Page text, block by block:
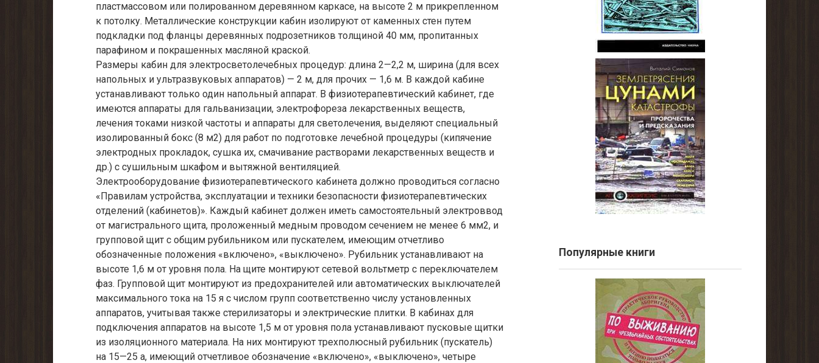
пластмассовом или полированном деревянном каркасе, на высоте 2 м прикрепленном
к потолку. Металлические конструкции кабин изолируют от каменных стен путем
подкладки под фланцы деревянных подрозетников толщиной 40 мм, пропитанных
парафином и покрашенных масляной краской.
Размеры кабин для электросветолечебных процедур: длина 2—2,2 м, ширина (для всех
напольных и ультразвуковых аппаратов) — 2 м, для прочих — 1,6 м. В каждой кабине
устанавливают только один напольный аппарат. В физиотерапевтический кабинет, где
имеются аппараты для гальванизации, электрофореза лекарственных веществ,
лечения токами низкой частоты и аппараты для светолечения, выделяют специальный
изолированный бокс (8 м2) для работ по подготовке лечебной процедуры (кипячение
электродных прокладок, сушка их, смачивание растворами лекарственных веществ и
др.) с сушильным шкафом и вытяжной вентиляцией.
Электрооборудование физиотерапевтического кабинета должно проводиться согласно
«Правилам устройства, эксплуатации и техники безопасности физиотерапевтических
отделений (кабинетов)». Каждый кабинет должен иметь самостоятельный электроввод
от магистрального щита, проложенный медным проводом сечением не менее 6 мм2, и
групповой щит с общим рубильником или пускателем, имеющим отчетливо
обозначенные положения «включено», «выключено». Рубильник устанавливают на
высоте 1,6 м от уровня пола. На щите монтируют сетевой вольтметр с переключателем
фаз. Групповой щит монтируют из предохранителей или автоматических выключателей
максимального тока на 15 я с числом групп соответственно числу установленных
аппаратов, учитывая также стерилизаторы и электрические плитки. В кабинах для
подключения аппаратов на высоте 1,5 м от уровня пола устанавливают пусковые щитки
из изоляционного материала. На них монтируют трехполюсный рубильник (пускатель)
на 15—25 а, имеющий отчетливое обозначение «включено», «выключено», четыре
Популярные книги